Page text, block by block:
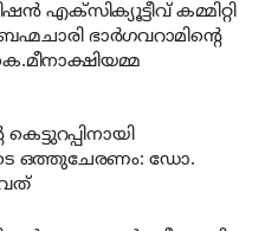
എക്‌സിക്യൂട്ടീവ് കമ്മിറ്റി
ഭാര്‍ഗവറാമിന്റെ
ഒത്തുചേരണം: ഡോ.